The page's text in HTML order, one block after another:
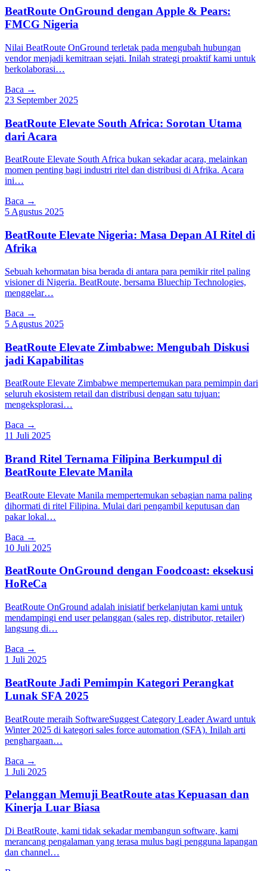
BeatRoute OnGround dengan Apple & Pears:
FMCG Nigeria
Nilai BeatRoute OnGround terletak pada mengubah hubungan
vendor menjadi kemitraan sejati. Inilah strategi proaktif kami untuk
berkolaborasi…
Baca →
23 September 2025
BeatRoute Elevate South Africa: Sorotan Utama
dari Acara
BeatRoute Elevate South Africa bukan sekadar acara, melainkan
momen penting bagi industri ritel dan distribusi di Afrika. Acara
ini…
Baca →
5 Agustus 2025
BeatRoute Elevate Nigeria: Masa Depan AI Ritel di
Afrika
Sebuah kehormatan bisa berada di antara para pemikir ritel paling
visioner di Nigeria. BeatRoute, bersama Bluechip Technologies,
menggelar…
Baca →
5 Agustus 2025
BeatRoute Elevate Zimbabwe: Mengubah Diskusi
jadi Kapabilitas
BeatRoute Elevate Zimbabwe mempertemukan para pemimpin dari
seluruh ekosistem retail dan distribusi dengan satu tujuan:
mengeksplorasi…
Baca →
11 Juli 2025
Brand Ritel Ternama Filipina Berkumpul di
BeatRoute Elevate Manila
BeatRoute Elevate Manila mempertemukan sebagian nama paling
dihormati di ritel Filipina. Mulai dari pengambil keputusan dan
pakar lokal…
Baca →
10 Juli 2025
BeatRoute OnGround dengan Foodcoast: eksekusi
HoReCa
BeatRoute OnGround adalah inisiatif berkelanjutan kami untuk
mendampingi end user pelanggan (sales rep, distributor, retailer)
langsung di…
Baca →
1 Juli 2025
BeatRoute Jadi Pemimpin Kategori Perangkat
Lunak SFA 2025
BeatRoute meraih SoftwareSuggest Category Leader Award untuk
Winter 2025 di kategori sales force automation (SFA). Inilah arti
penghargaan…
Baca →
1 Juli 2025
Pelanggan Memuji BeatRoute atas Kepuasan dan
Kinerja Luar Biasa
Di BeatRoute, kami tidak sekadar membangun software, kami
merancang pengalaman yang terasa mulus bagi pengguna lapangan
dan channel…